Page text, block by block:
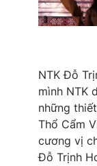
NTK Đỗ
mình NTK
những
Thổ Cẩm
cương vị
Đỗ Trịnh